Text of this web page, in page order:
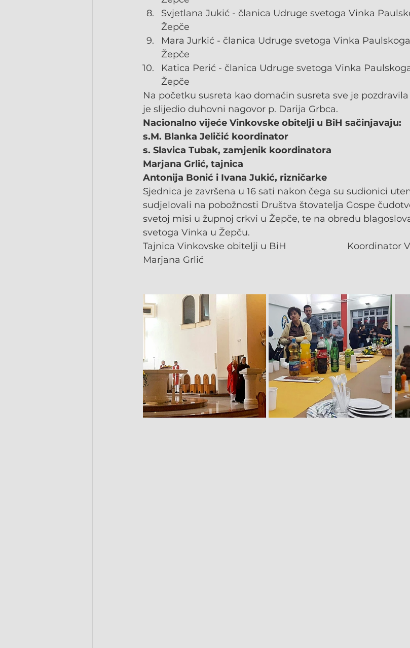
Svjetlana Jukić - članica Udruge svetoga Vinka
Žepče
Mara Jurkić - članica Udruge svetoga Vinka
Žepče
Katica Perić - članica Udruge svetoga Vinka
Žepče
Na početku susreta kao domaćin susreta sve je
je slijedio duhovni nagovor p. Darija Grbca.
Nacionalno vijeće Vinkovske obitelji u BiH sačinjavaju:
s.M. Blanka Jeličić koordinator
s. Slavica Tubak, zamjenik koordinatora
Marjana Grlić, tajnica
Antonija Bonić i Ivana Jukić, rizničarke
Sjednica je završena u 16 sati nakon čega su sudionici
sudjelovali na pobožnosti Društva štovatelja Gospe
svetoj misi u župnoj crkvi u Žepče, te na obredu
svetoga Vinka u Žepču.
Tajnica Vinkovske obitelji u BiH                        Koordinator
Marjana Grlić